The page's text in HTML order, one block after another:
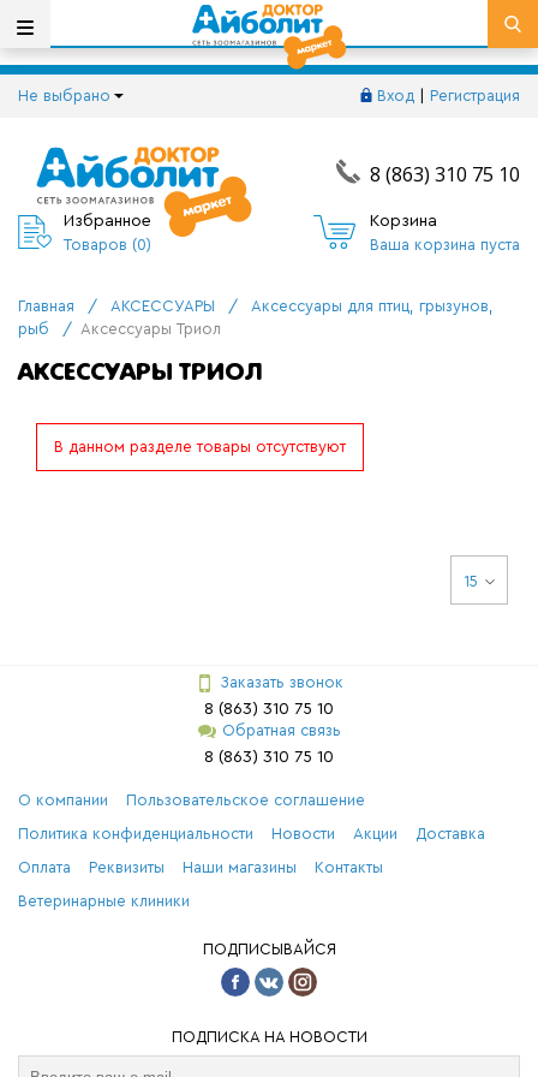
Не выбрано Вход Регистрация
8 (863) 310 75 10
Избранное
Товаров (0)
Корзина
Ваша корзина пуста
Главная / АКСЕССУАРЫ /
Аксессуары для птиц, грызунов,
рыб
/ Аксессуары Триол
АКСЕССУАРЫ ТРИОЛ
В данном разделе товары отсутствуют
15
Заказать звонок
8 (863) 310 75 10
Обратная связь
8 (863) 310 75 10
О компании Пользовательское соглашение
Политика конфиденциальности Новости Акции Доставка
Оплата Реквизиты Наши магазины Контакты
Ветеринарные клиники
ПОДПИСЫВАЙСЯ
ПОДПИСКА НА НОВОСТИ